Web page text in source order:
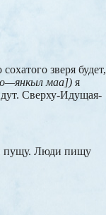
зверя будет,
маа]) я
Сверху-Идущая-
пущу. Люди пищу